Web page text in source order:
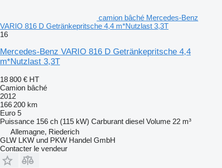
camion bâché Mercedes-Benz
VARIO 816 D Getränkepritsche 4,4 m*Nutzlast 3,3T
16
Mercedes-Benz VARIO 816 D Getränkepritsche 4,4
m*Nutzlast 3,3T
18 800 € HT
Camion bâché
2012
166 200 km
Euro 5
Puissance 156 ch (115 kW) Carburant diesel Volume 22 m³
Allemagne, Riederich
GLW LKW und PKW Handel GmbH
Contacter le vendeur